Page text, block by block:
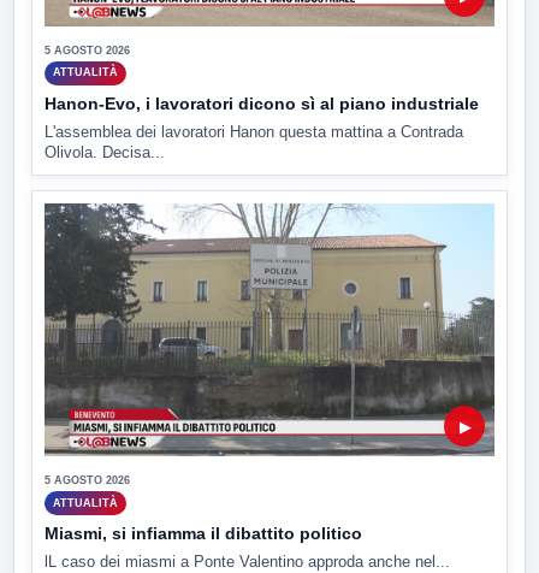
5 AGOSTO 2026
ATTUALITÀ
Hanon-Evo, i lavoratori dicono sì al piano industriale
L'assemblea dei lavoratori Hanon questa mattina a Contrada
Olivola. Decisa...
▶
5 AGOSTO 2026
ATTUALITÀ
Miasmi, si infiamma il dibattito politico
lL caso dei miasmi a Ponte Valentino approda anche nel...